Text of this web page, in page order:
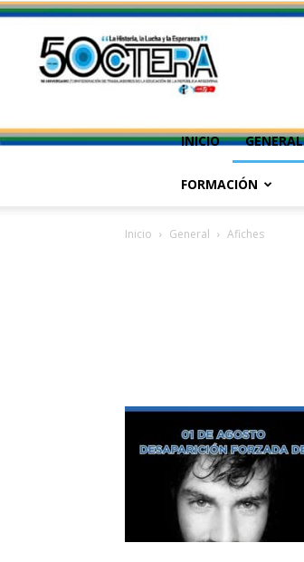
INICIO GENERAL
FORMACIÓN
Inicio General Afiches